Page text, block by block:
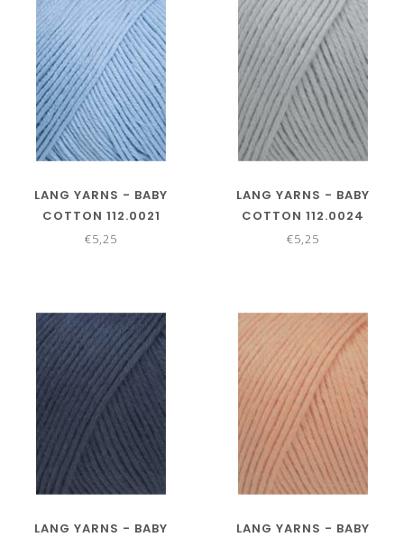
LANG YARNS - BABY
COTTON 112.0021
€5,25
LANG YARNS - BABY
COTTON 112.0024
€5,25
LANG YARNS - BABY LANG YARNS - BABY